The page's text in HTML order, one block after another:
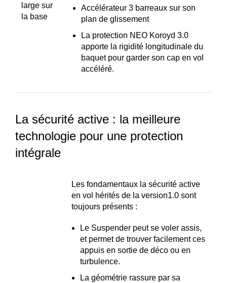
large sur
la base
Accélérateur 3 barreaux sur son
plan de glissement
La protection NEO Koroyd 3.0
apporte la rigidité longitudinale du
baquet pour garder son cap en vol
accéléré.
La sécurité active : la meilleure
technologie pour une protection
intégrale
Les fondamentaux la sécurité active
en vol hérités de la version1.0 sont
toujours présents :
Le Suspender peut se voler assis,
et permet de trouver facilement ces
appuis en sortie de déco ou en
turbulence.
La géométrie rassure par sa